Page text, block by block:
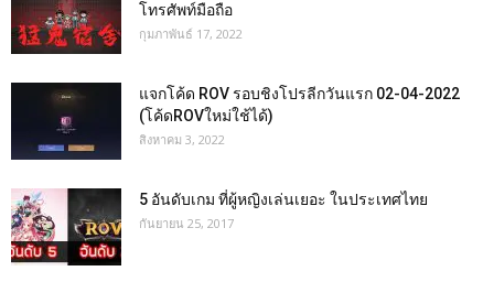
โทรศัพท์มือถือ
กุมภาพันธ์ 17, 2022
แจกโค้ด ROV รอบชิงโปรลีกวันแรก 02-04-2022
(โค้ดROVใหม่ใช้ได้)
สิงหาคม 3, 2022
5 อันดับเกม ที่ผู้หญิงเล่นเยอะ ในประเทศไทย
กันยายน 25, 2017